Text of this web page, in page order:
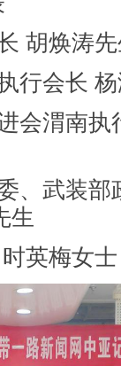
胡焕涛先
会长 杨
渭南执
武装部
生
英梅女士